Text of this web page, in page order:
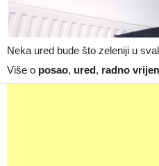
Neka ured bude što zeleniji u
Više o posao, ured, radno